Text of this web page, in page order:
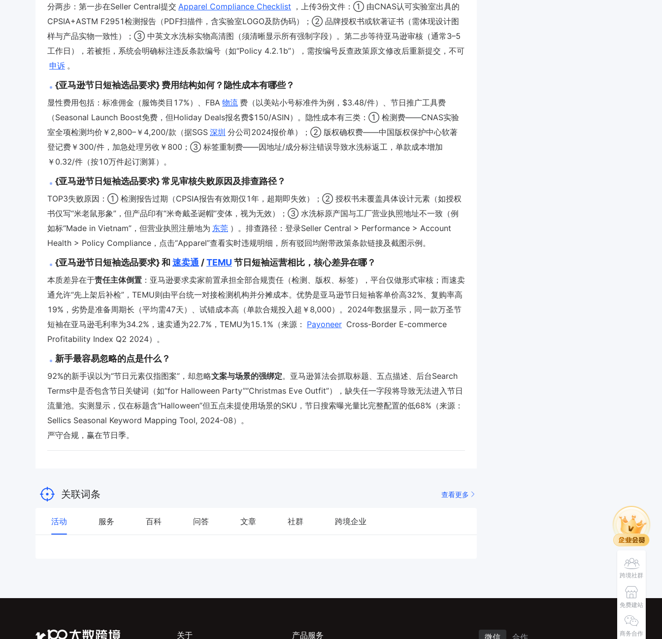
分两步：第一步在Seller Central提交 Apparel Compliance Checklist ，上传3份文件：① 由CNAS认可实验室出具的
CPSIA+ASTM F2951检测报告（PDF扫描件，含实验室LOGO及防伪码）；② 品牌授权书或软著证书（需体现设计图
样与产品实物一致性）；③ 中英文水洗标实物高清图（须清晰显示所有强制字段）。第二步等待亚马逊审核（通常3–5
工作日），若被拒，系统会明确标注违反条款编号（如“Policy 4.2.1b”），需按编号反查政策原文修改后重新提交，不可
申诉 。
{亚马逊节日短袖选品要求} 费用结构如何？隐性成本有哪些？
显性费用包括：标准佣金（服饰类目17%）、FBA 物流 费（以美站小号标准件为例，$3.48/件）、节日推广工具费
（Seasonal Launch Boost免费，但Holiday Deals报名费$150/ASIN）。隐性成本有三类：① 检测费——CNAS实验
室全项检测均价￥2,800–￥4,200/款（据SGS 深圳 分公司2024报价单）；② 版权确权费——中国版权保护中心软著
登记费￥300/件，加急处理另收￥800；③ 标签重制费——因地址/成分标注错误导致水洗标返工，单款成本增加
￥0.32/件（按10万件起订测算）。
{亚马逊节日短袖选品要求} 常见审核失败原因及排查路径？
TOP3失败原因：① 检测报告过期（CPSIA报告有效期仅1年，超期即失效）；② 授权书未覆盖具体设计元素（如授权
书仅写“米老鼠形象”，但产品印有“米奇戴圣诞帽”变体，视为无效）；③ 水洗标原产国与工厂营业执照地址不一致（例
如标“Made in Vietnam”，但营业执照注册地为 东莞 ）。排查路径：登录Seller Central > Performance > Account
Health > Policy Compliance，点击“Apparel”查看实时违规明细，所有驳回均附带政策条款链接及截图示例。
{亚马逊节日短袖选品要求} 和 速卖通 /TEMU 节日短袖运营相比，核心差异在哪？
本质差异在于责任主体倒置 ：亚马逊要求卖家前置承担全部合规责任（检测、版权、标签），平台仅做形式审核；而速卖
通允许“先上架后补检”，TEMU则由平台统一对接检测机构并分摊成本。优势是亚马逊节日短袖客单价高32%、复购率高
19%，劣势是准备周期长（平均需47天）、试错成本高（单款合规投入超￥8,000）。2024年数据显示，同一款万圣节
短袖在亚马逊毛利率为34.2%，速卖通为22.7%，TEMU为15.1%（来源： Payoneer Cross-Border E-commerce
Profitability Index Q2 2024）。
新手最容易忽略的点是什么？
92%的新手误以为“节日元素仅指图案”，却忽略文案与场景的强绑定。亚马逊算法会抓取标题、五点描述、后台Search
Terms中是否包含节日关键词（如“for Halloween Party”“Christmas Eve Outfit”），缺失任一字段将导致无法进入节日
流量池。实测显示，仅在标题含“Halloween”但五点未提使用场景的SKU，节日搜索曝光量比完整配置的低68%（来源：
Sellics Seasonal Keyword Mapping Tool, 2024-08）。
严守合规，赢在节日季。
关联词条 查看更多
活动 服务 百科 问答 文章 社群 跨境企业
跨境社群
免费建站
商务合作
关于 产品服务